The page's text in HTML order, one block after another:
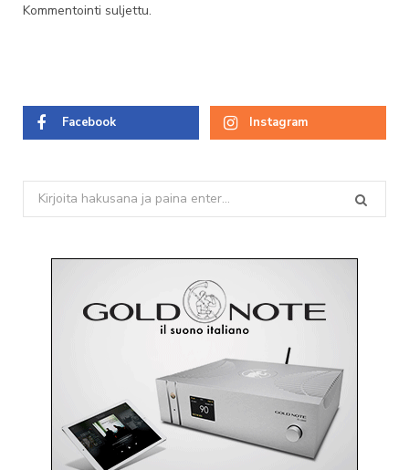
Kommentointi suljettu.
Facebook Instagram
Search
for: